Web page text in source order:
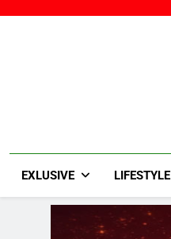
EXLUSIVE LIFESTYLE